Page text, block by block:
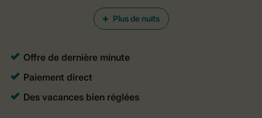
Plus de nuits